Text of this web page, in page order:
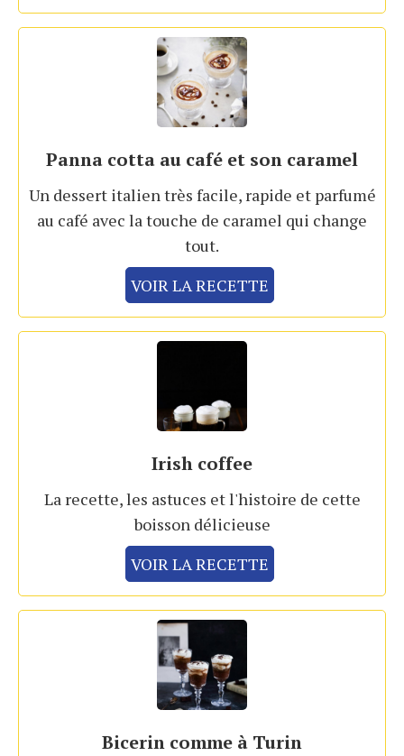
Panna cotta au café et son caramel
Un dessert italien très facile, rapide et parfumé
au café avec la touche de caramel qui change
tout.
VOIR LA RECETTE
Irish coffee
La recette, les astuces et l'histoire de cette
boisson délicieuse
VOIR LA RECETTE
Bicerin comme à Turin